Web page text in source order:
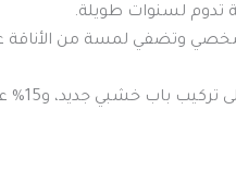
تدوم لسنوات طويلة.
وتضفي لمسة من الأناقة